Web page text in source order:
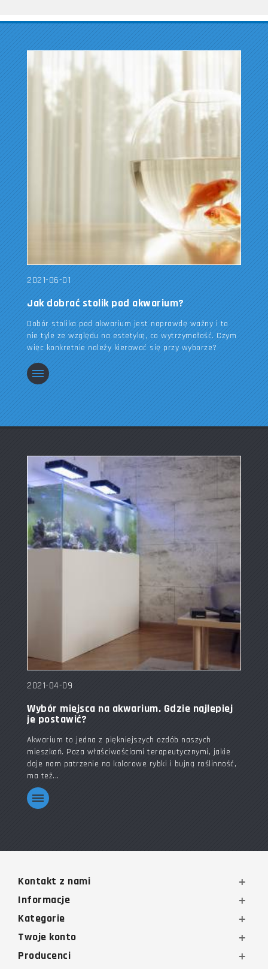
2021-06-01
Jak dobrać stolik pod akwarium?
Dobór stolika pod akwarium jest naprawdę ważny i to
nie tyle ze względu na estetykę, co wytrzymałość. Czym
więc konkretnie należy kierować się przy wyborze?
2021-04-09
Wybór miejsca na akwarium. Gdzie najlepiej
je postawić?
Akwarium to jedna z piękniejszych ozdób naszych
mieszkań. Poza właściwościami terapeutycznymi, jakie
daje nam patrzenie na kolorowe rybki i bujną roślinność,
ma też...
Kontakt z nami
Informacje
Kategorie
Twoje konto
Producenci